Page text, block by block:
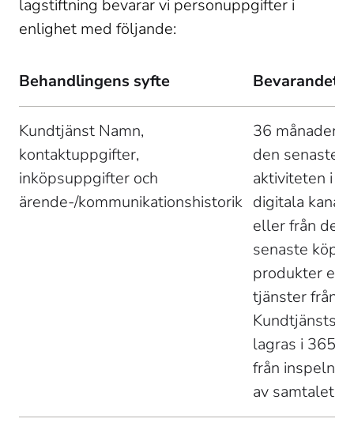
lagstiftning bevarar vi personuppgifter i
enlighet med följande:
Behandlingens syfte Bevarandetid
Kundtjänst Namn,
kontaktuppgifter,
inköpsuppgifter och
ärende-/kommunikationshistorik
36 månader
den senaste
aktiviteten i
digitala
eller från det
senaste
produkter
tjänster från
lagras i 365
från
av samtalet